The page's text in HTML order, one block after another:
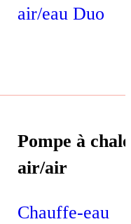
air/eau Duo
Pompe à
air/air
Chauffe-eau